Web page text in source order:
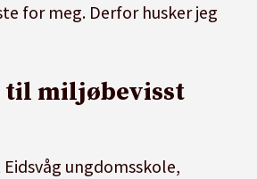
for meg. Derfor husker jeg
til miljøbevisst
ungdomsskole,